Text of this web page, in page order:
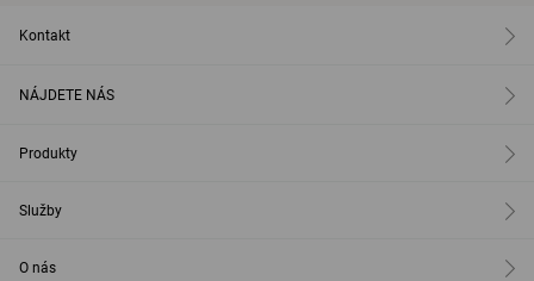
Kontakt
NÁJDETE NÁS
Produkty
Služby
O nás